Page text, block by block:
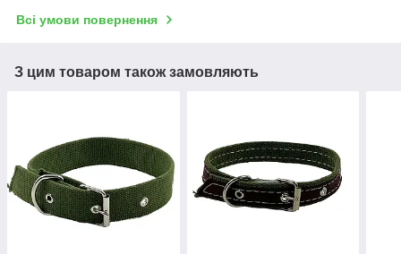
Всі умови повернення
З цим товаром також замовляють